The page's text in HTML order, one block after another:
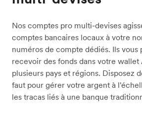
Nos comptes pro multi-devises
comptes bancaires locaux à votre
numéros de compte dédiés. Ils vous
recevoir des fonds dans votre
plusieurs pays et régions. Disposez
faut pour gérer votre argent à
les tracas liés à une banque